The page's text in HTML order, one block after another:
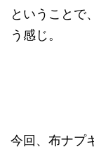
ということで
う感じ。
今回、布ナプ